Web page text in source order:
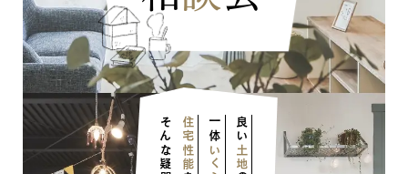
住宅性能 一体
いくら
良い
土地